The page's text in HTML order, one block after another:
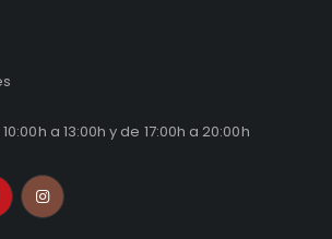
a 13:00h y de 17:00h a 20:00h